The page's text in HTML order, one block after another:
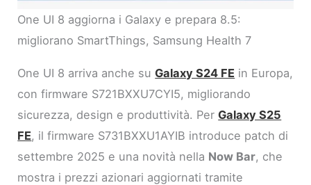
One UI 8 aggiorna i Galaxy e prepara 8.5:
migliorano SmartThings, Samsung Health 7
One UI 8 arriva anche suGalaxy S24 FE in Europa,
con firmware S721BXXU7CYI5, migliorando
sicurezza, design e produttività. PerGalaxy S25
FE, il firmware S731BXXU1AYIB introduce patch di
settembre 2025 e una novità nella Now Bar, che
mostra i prezzi azionari aggiornati tramite